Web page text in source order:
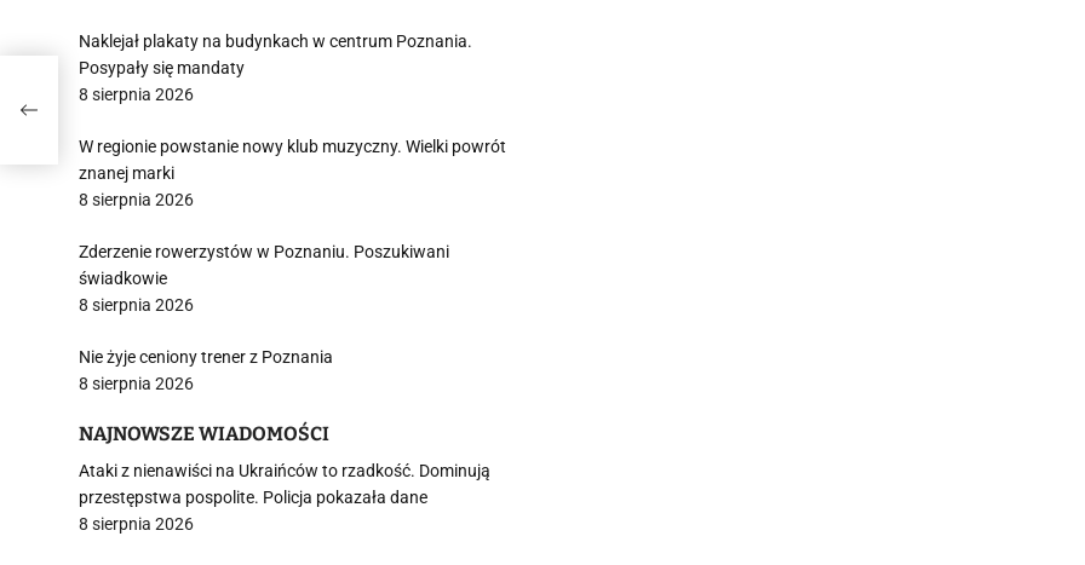
Naklejał plakaty na budynkach w centrum Poznania.
Posypały się mandaty
8 sierpnia 2026
W regionie powstanie nowy klub muzyczny. Wielki powrót
znanej marki
8 sierpnia 2026
Zderzenie rowerzystów w Poznaniu. Poszukiwani
świadkowie
8 sierpnia 2026
Nie żyje ceniony trener z Poznania
8 sierpnia 2026
NAJNOWSZE WIADOMOŚCI
Ataki z nienawiści na Ukraińców to rzadkość. Dominują
przestępstwa pospolite. Policja pokazała dane
8 sierpnia 2026